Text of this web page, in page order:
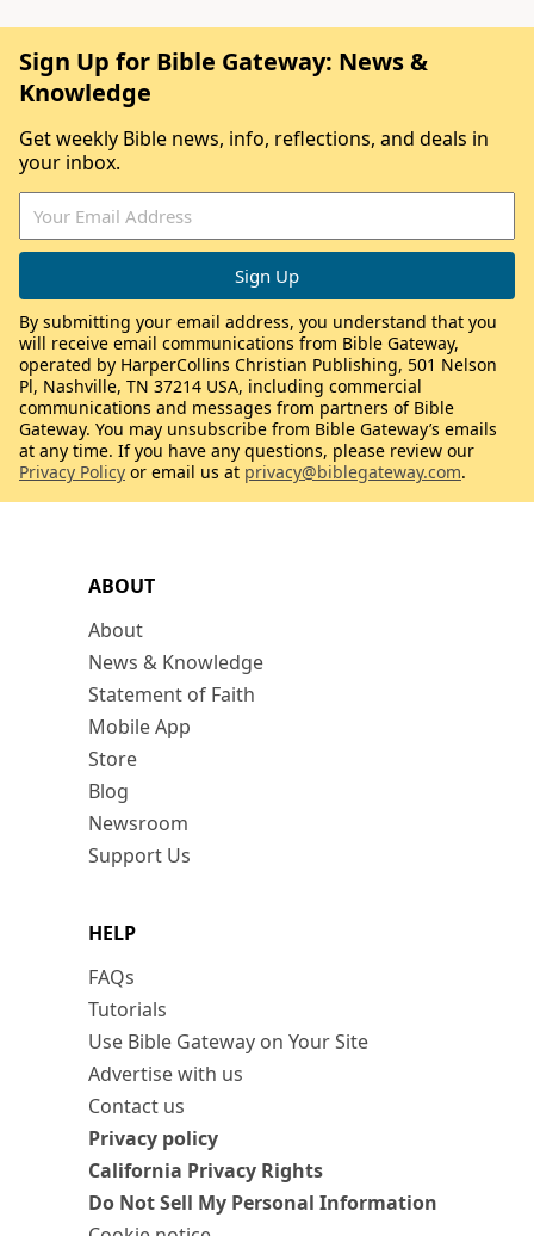
ABOUT
About
News & Knowledge
Statement of Faith
Mobile App
Store
Blog
Newsroom
Support Us
HELP
FAQs
Tutorials
Use Bible Gateway on Your Site
Advertise with us
Contact us
Privacy policy
California Privacy Rights
Do Not Sell My Personal Information
Sign Up for Bible Gateway: News &
Knowledge
Get weekly Bible news, info, reflections, and deals in
your inbox.
By submitting your email address, you understand that you
will receive email communications from Bible Gateway,
operated by HarperCollins Christian Publishing, 501 Nelson
Pl, Nashville, TN 37214 USA, including commercial
communications and messages from partners of Bible
Gateway. You may unsubscribe from Bible Gateway’s emails
at any time. If you have any questions, please review our
Privacy Policy or email us at privacy@biblegateway.com.